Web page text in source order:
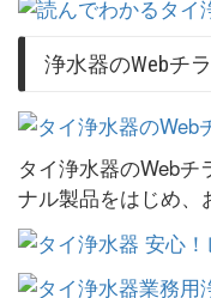
浄水器のWebチ
タイ浄水器のWeb
ナル製品をはじめ、